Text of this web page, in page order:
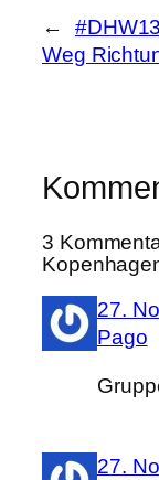
←
Weg
3
27.
Pago
27.